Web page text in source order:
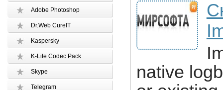
Adobe Photoshop
Dr.Web CureIT
Kaspersky
K-Lite Codec Pack
Skype
Telegram
native